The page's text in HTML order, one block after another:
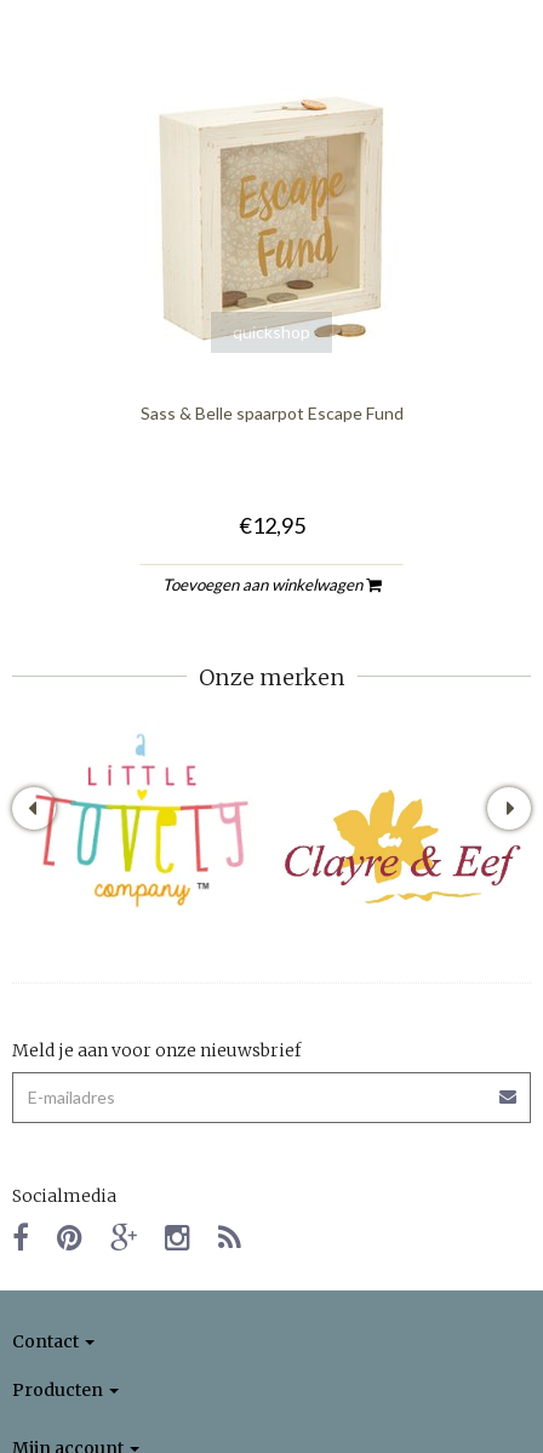
quickshop
Sass & Belle spaarpot Escape Fund
€12,95
Toevoegen aan winkelwagen
Onze merken
Meld je aan voor onze nieuwsbrief
Socialmedia
Contact
Producten
Mijn account